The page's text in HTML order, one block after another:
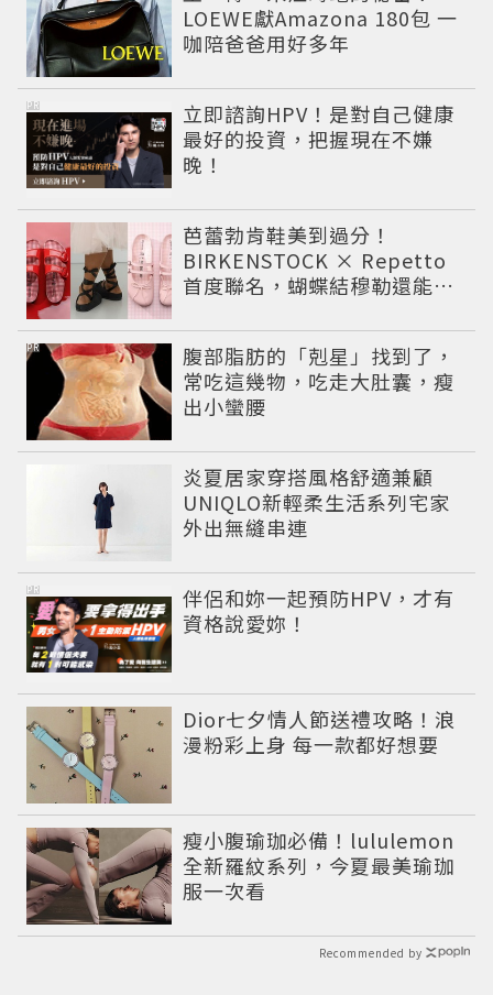
LOEWE獻Amazona 180包 一
咖陪爸爸用好多年
立即諮詢HPV！是對自己健康
最好的投資，把握現在不嫌
晚！
PR
芭蕾勃肯鞋美到過分！
BIRKENSTOCK × Repetto
首度聯名，蝴蝶結穆勒還能綁
腹部脂肪的「剋星」找到了，
常吃這幾物，吃走大肚囊，瘦
出小蠻腰
PR
炎夏居家穿搭風格舒適兼顧
UNIQLO新輕柔生活系列宅家
外出無縫串連
伴侶和妳一起預防HPV，才有
資格說愛妳！
PR
Dior七夕情人節送禮攻略！浪
漫粉彩上身 每一款都好想要
瘦小腹瑜珈必備！lululemon
全新羅紋系列，今夏最美瑜珈
服一次看
Recommended by